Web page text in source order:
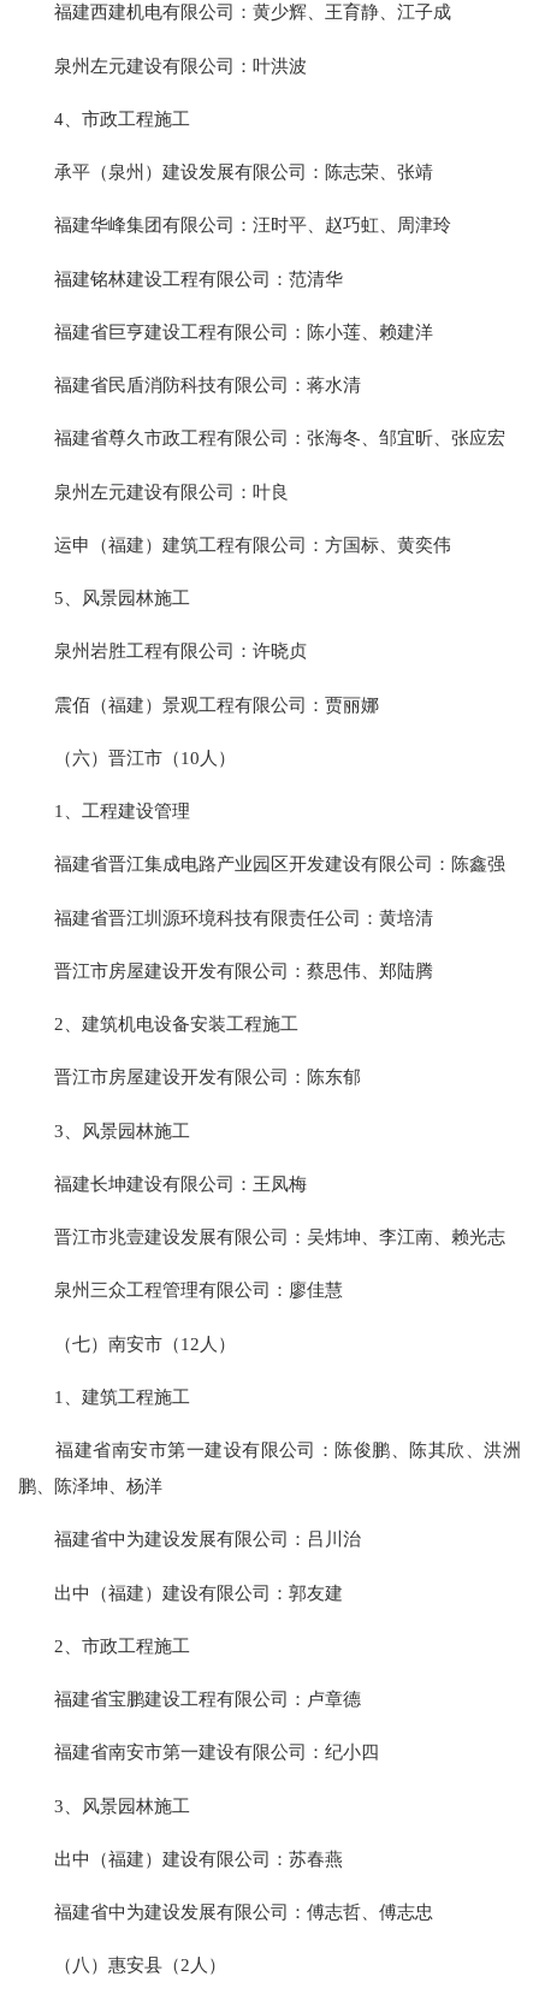
福建西建机电有限公司：黄少辉、王育静、江子成
泉州左元建设有限公司：叶洪波
4、市政工程施工
承平（泉州）建设发展有限公司：陈志荣、张靖
福建华峰集团有限公司：汪时平、赵巧虹、周津玲
福建铭林建设工程有限公司：范清华
福建省巨亨建设工程有限公司：陈小莲、赖建洋
福建省民盾消防科技有限公司：蒋水清
福建省尊久市政工程有限公司：张海冬、邹宜昕、张应宏
泉州左元建设有限公司：叶良
运申（福建）建筑工程有限公司：方国标、黄奕伟
5、风景园林施工
泉州岩胜工程有限公司：许晓贞
震佰（福建）景观工程有限公司：贾丽娜
（六）晋江市（10人）
1、工程建设管理
福建省晋江集成电路产业园区开发建设有限公司：陈鑫强
福建省晋江圳源环境科技有限责任公司：黄培清
晋江市房屋建设开发有限公司：蔡思伟、郑陆腾
2、建筑机电设备安装工程施工
晋江市房屋建设开发有限公司：陈东郁
3、风景园林施工
福建长坤建设有限公司：王凤梅
晋江市兆壹建设发展有限公司：吴炜坤、李江南、赖光志
泉州三众工程管理有限公司：廖佳慧
（七）南安市（12人）
1、建筑工程施工
福建省南安市第一建设有限公司：陈俊鹏、陈其欣、洪洲
鹏、陈泽坤、杨洋
福建省中为建设发展有限公司：吕川治
出中（福建）建设有限公司：郭友建
2、市政工程施工
福建省宝鹏建设工程有限公司：卢章德
福建省南安市第一建设有限公司：纪小四
3、风景园林施工
出中（福建）建设有限公司：苏春燕
福建省中为建设发展有限公司：傅志哲、傅志忠
（八）惠安县（2人）